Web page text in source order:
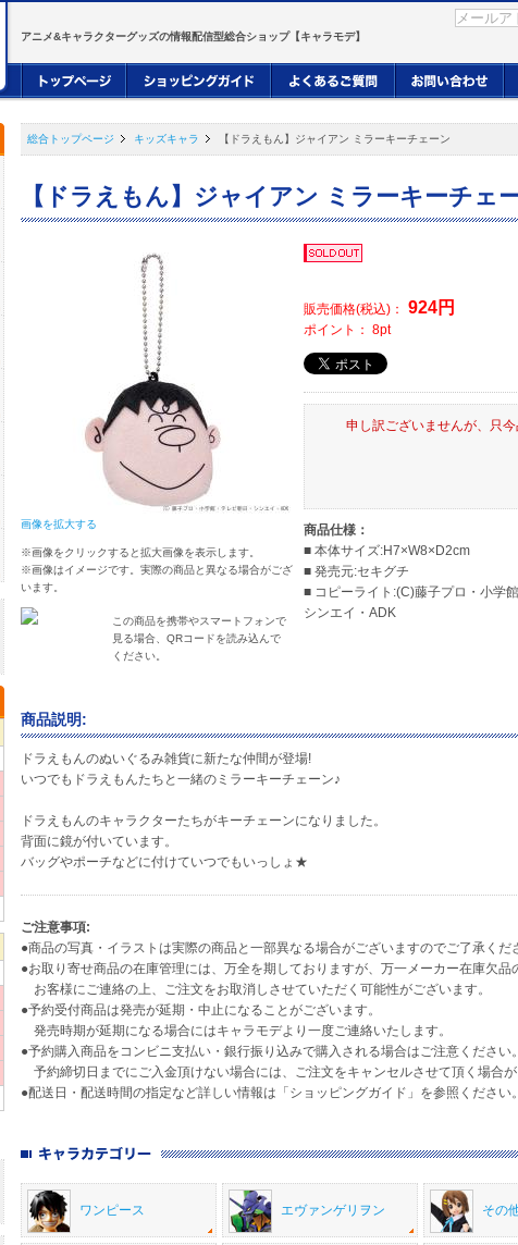
アニメ&キャラクターグッズの情報配信型総合ショップ【キャラモデ】
総合トップページ キッズキャラ 【ドラえもん】ジャイアン ミラーキーチェーン
【ドラえもん】ジャイアン ミラーキーチェ
画像を拡大する
※画像をクリックすると拡大画像を表示します。
※画像はイメージです。実際の商品と異なる場合がござ
います。
この商品を携帯やスマートフォンで
見る場合、QRコードを読み込んで
ください。
販売価格(税込)： 924円
ポイント： 8pt
申し訳ございませんが、只今
商品仕様：
■ 本体サイズ:H7×W8×D2cm
■ 発売元:セキグチ
■ コピーライト:(C)藤子プロ・小学
シンエイ・ADK
商品説明:
ドラえもんのぬいぐるみ雑貨に新たな仲間が登場!
いつでもドラえもんたちと一緒のミラーキーチェーン♪
ドラえもんのキャラクターたちがキーチェーンになりました。
背面に鏡が付いています。
バッグやポーチなどに付けていつでもいっしょ★
ご注意事項:
●商品の写真・イラストは実際の商品と一部異なる場合がございますのでご了承くだ
●お取り寄せ商品の在庫管理には、万全を期しておりますが、万一メーカー在庫欠品
お客様にご連絡の上、ご注文をお取消しさせていただく可能性がございます。
●予約受付商品は発売が延期・中止になることがございます。
発売時期が延期になる場合にはキャラモデより一度ご連絡いたします。
●予約購入商品をコンビニ支払い・銀行振り込みで購入される場合はご注意ください。
予約締切日までにご入金頂けない場合には、ご注文をキャンセルさせて頂く場合が
●配送日・配送時間の指定など詳しい情報は「ショッピングガイド」を参照ください。
ワンピース エヴァンゲリヲン その